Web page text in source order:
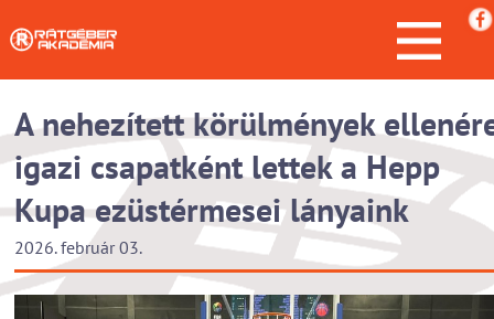
A nehezített körülmények
igazi csapatként lettek a Hepp
Kupa ezüstérmesei lányaink
2026. február 03.